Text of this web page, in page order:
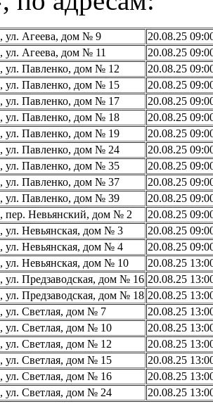
ул. Агеева, дом № 9
20.08.25
ул. Агеева, дом № 11
20.08.25
ул. Павленко, дом № 12
20.08.25
ул. Павленко, дом № 15
20.08.25
ул. Павленко, дом № 17
20.08.25
ул. Павленко, дом № 18
20.08.25
ул. Павленко, дом № 19
20.08.25
ул. Павленко, дом № 24
20.08.25
ул. Павленко, дом № 35
20.08.25
ул. Павленко, дом № 37
20.08.25
ул. Павленко, дом № 39
20.08.25
пер. Невьянский, дом № 2
20.08.25
ул. Невьянская, дом № 3
20.08.25
ул. Невьянская, дом № 4
20.08.25
ул. Невьянская, дом № 10
20.08.25
ул. Предзаводская, дом № 16 20.08.25
ул. Предзаводская, дом № 18 20.08.25
ул. Светлая, дом № 7
20.08.25
ул. Светлая, дом № 10
20.08.25
ул. Светлая, дом № 12
20.08.25
ул. Светлая, дом № 15
20.08.25
ул. Светлая, дом № 16
20.08.25
ул. Светлая, дом № 24
20.08.25